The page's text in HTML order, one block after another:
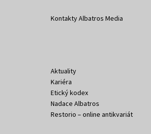
Kontakty Albatros Media
Aktuality
Kariéra
Etický kodex
Nadace Albatros
Restorio – online antikvariát